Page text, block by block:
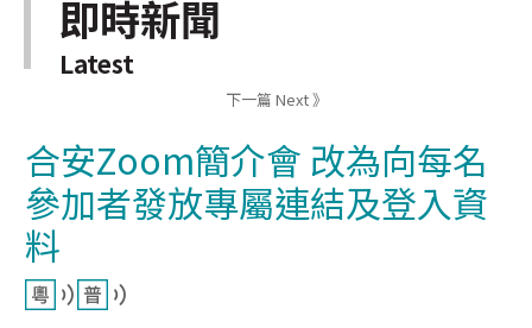
即時新聞
Latest
下一篇 Next 》
合安Zoom簡介會 改為向每名
參加者發放專屬連結及登入資
料